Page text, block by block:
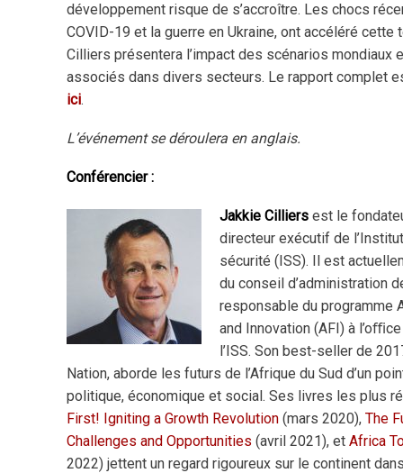
développement risque de s’accroître. Les chocs
COVID-19 et la guerre en Ukraine, ont accéléré cette
Cilliers présentera l’impact des scénarios mondiaux
associés dans divers secteurs. Le rapport complet
ici.
L’événement se déroulera en anglais.
Conférencier :
Jakkie Cilliers est le
directeur exécutif de
sécurité (ISS). Il est
du conseil d’administration
responsable du programme
and Innovation (AFI) à
l’ISS. Son best-seller de
Nation, aborde les futurs de l’Afrique du Sud d’un
politique, économique et social. Ses livres les plus
First! Igniting a Growth Revolution (mars 2020), The
Challenges and Opportunities (avril 2021), et Africa
2022) jettent un regard rigoureux sur le continent